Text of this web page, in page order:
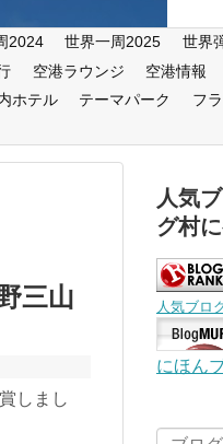
2024 世界一周2025 世界
空港ラウンジ 空港情報
ホテル テーマパーク フ
三山
しまし
人気
グ村
人気ブロ
にほん